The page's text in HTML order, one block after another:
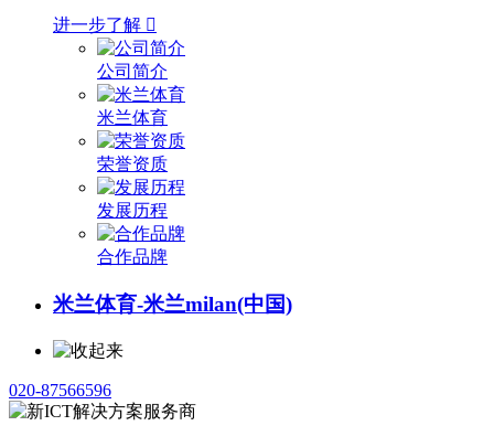
进一步了解 
公司简介
米兰体育
荣誉资质
发展历程
合作品牌
米兰体育-米兰milan(中国)
020-87566596